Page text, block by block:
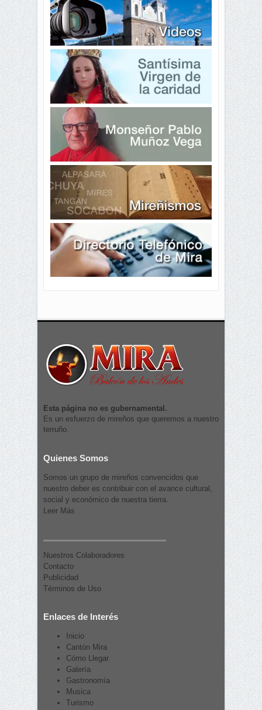
Esta página no es gubernamental.
Es un esfuerzo de mireños que queremos a nuestro
terruño.
Quienes Somos
Somos un grupo de mireños convencidos que
nuestro deber es contribuir con el avance cultural,
social y económico de nuestra tierra.
Leer Más
Nuestros Colaboradores
Contacto
Publicidad
Términos de Uso
Enlaces de Interés
Inicio
Cantón Mira
Cómo Llegar
Galería
Gastronomía
Musica
Turismo